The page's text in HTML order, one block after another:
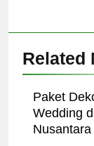
Related
Paket
Wedding